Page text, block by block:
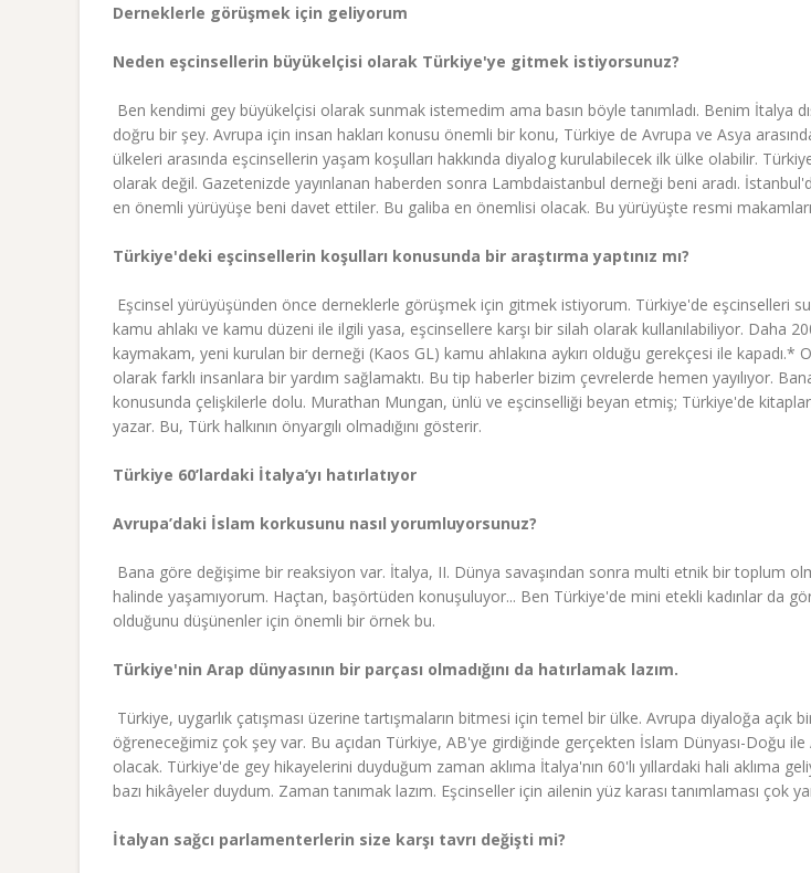
Derneklerle görüşmek için geliyorum
Neden eşcinsellerin büyükelçisi olarak Türkiye'ye gitmek istiyorsunuz?
 Ben kendimi gey büyükelçisi olarak sunmak istemedim ama basın böyle tanımladı. Benim İtalya
doğru bir şey. Avrupa için insan hakları konusu önemli bir konu, Türkiye de Avrupa ve Asya
ülkeleri arasında eşcinsellerin yaşam koşulları hakkında diyalog kurulabilecek ilk ülke olabilir.
olarak değil. Gazetenizde yayınlanan haberden sonra Lambdaistanbul derneği beni aradı.
en önemli yürüyüşe beni davet ettiler. Bu galiba en önemlisi olacak. Bu yürüyüşte resmi
Türkiye'deki eşcinsellerin koşulları konusunda bir araştırma yaptınız mı?
 Eşcinsel yürüyüşünden önce derneklerle görüşmek için gitmek istiyorum. Türkiye'de eşcinselleri
kamu ahlakı ve kamu düzeni ile ilgili yasa, eşcinsellere karşı bir silah olarak kullanılabiliyor. Daha
kaymakam, yeni kurulan bir derneği (Kaos GL) kamu ahlakına aykırı olduğu gerekçesi ile kapadı.*
olarak farklı insanlara bir yardım sağlamaktı. Bu tip haberler bizim çevrelerde hemen yayılıyor.
konusunda çelişkilerle dolu. Murathan Mungan, ünlü ve eşcinselliği beyan etmiş; Türkiye'de
yazar. Bu, Türk halkının önyargılı olmadığını gösterir.
Türkiye 60’lardaki İtalya’yı hatırlatıyor
Avrupa’daki İslam korkusunu nasıl yorumluyorsunuz?
 Bana göre değişime bir reaksiyon var. İtalya, II. Dünya savaşından sonra multi etnik bir toplum
halinde yaşamıyorum. Haçtan, başörtüden konuşuluyor... Ben Türkiye'de mini etekli kadınlar da
olduğunu düşünenler için önemli bir örnek bu.
Türkiye'nin Arap dünyasının bir parçası olmadığını da hatırlamak lazım.
 Türkiye, uygarlık çatışması üzerine tartışmaların bitmesi için temel bir ülke. Avrupa diyaloğa açık
öğreneceğimiz çok şey var. Bu açıdan Türkiye, AB'ye girdiğinde gerçekten İslam Dünyası-Doğu
olacak. Türkiye'de gey hikayelerini duyduğum zaman aklıma İtalya'nın 60'lı yıllardaki hali aklıma
bazı hikâyeler duydum. Zaman tanımak lazım. Eşcinseller için ailenin yüz karası tanımlaması çok
İtalyan sağcı parlamenterlerin size karşı tavrı değişti mi?